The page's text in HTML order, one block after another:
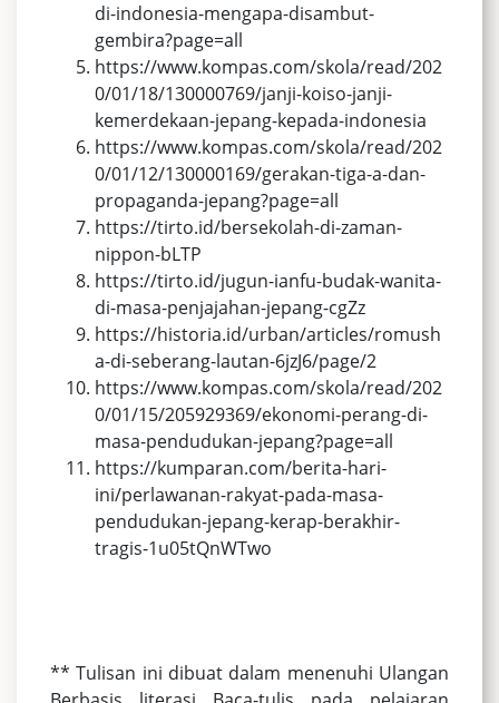
di-indonesia-mengapa-disambut-
gembira?page=all
https://www.kompas.com/skola/read/202
0/01/18/130000769/janji-koiso-janji-
kemerdekaan-jepang-kepada-indonesia
https://www.kompas.com/skola/read/202
0/01/12/130000169/gerakan-tiga-a-dan-
propaganda-jepang?page=all
https://tirto.id/bersekolah-di-zaman-
nippon-bLTP
https://tirto.id/jugun-ianfu-budak-wanita-
di-masa-penjajahan-jepang-cgZz
https://historia.id/urban/articles/romush
a-di-seberang-lautan-6jzJ6/page/2
https://www.kompas.com/skola/read/202
0/01/15/205929369/ekonomi-perang-di-
masa-pendudukan-jepang?page=all
https://kumparan.com/berita-hari-
ini/perlawanan-rakyat-pada-masa-
pendudukan-jepang-kerap-berakhir-
tragis-1u05tQnWTwo
** Tulisan ini dibuat dalam menenuhi Ulangan